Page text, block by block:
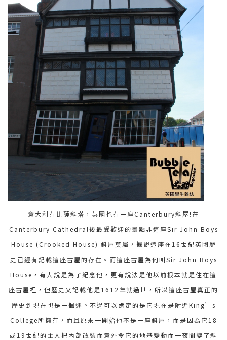
意大利有比薩斜塔，英國也有一座Canterbury斜屋!在
Canterbury Cathedral後最受歡迎的景點非這座Sir John Boys
House (Crooked House) 斜屋莫屬，據說這座在16世紀英國歷
史已經有記載這座古屋的存在。而這座古屋為何叫Sir John Boys
House，有人說是為了紀念他，更有說法是他以前根本就是住在這
座古屋裡，但歷史又記載他是1612年就過世，所以這座古屋真正的
歷史到現在也是一個迷。不過可以肯定的是它現在是附近King’s
College所擁有，而且原來一開始他不是一座斜屋，而是因為它18
或19世紀的主人把內部改裝而意外令它的地基變動而一夜間變了斜